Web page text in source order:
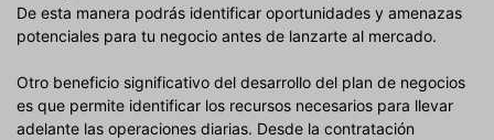
De esta manera podrás identificar oportunidades y amenazas
potenciales para tu negocio antes de lanzarte al mercado.
Otro beneficio significativo del desarrollo del plan de negocios
es que permite identificar los recursos necesarios para llevar
adelante las operaciones diarias. Desde la contratación